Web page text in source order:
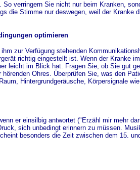
verringern Sie nicht nur beim Kranken,
die Stimme nur deswegen, weil der Kranke
optimieren
zur Verfügung stehenden
richtig eingestellt ist. Wenn der Kranke
leicht im Blick hat. Fragen Sie, ob Sie gut
Ohres. Überprüfen Sie, was den
Hintergrundgeräusche, Körpersignale
er einsilbig antwortet ("Erzähl mir mehr
sich unbedingt erinnern zu müssen.
besonders die Zeit zwischen dem 15.